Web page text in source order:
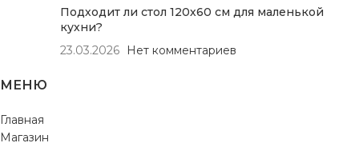
Подходит ли стол 120х60 см для маленькой
кухни?
23.03.2026
Нет комментариев
МЕНЮ
Главная
Магазин